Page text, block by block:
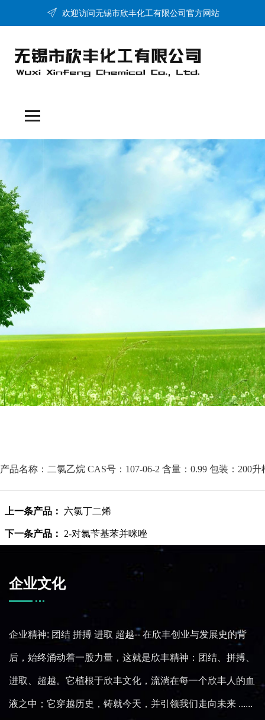
欢迎访问无锡市欣丰化工有限公司官方网站
产品名称：二氯乙烷 CAS号：107-06-2 含量：0.99 包装：200升
上一条产品： 六氯丁二烯
下一条产品： 2-对氯苄基苯并咪唑
企业文化
企业精神: 团结 拼搏 进取 超越-- 在欣丰创业与发展史的背
后，始终涌动着一股力量，这就是欣丰精神：团结、拼搏、
进取、超越。它植根于欣丰文化，流淌在每一个欣丰人的血
液之中；它穿越历史，铸就今天，并引领我们走向未来 ......